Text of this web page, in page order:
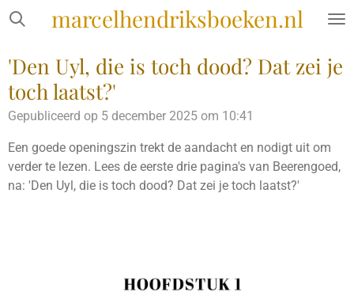
Ga
de
hoofdinhoud
marcelhendriksboeken.nl
'Den Uyl, die is toch dood? Dat zei je
toch laatst?'
Gepubliceerd op 5 december 2025 om 10:41
Een goede openingszin trekt de aandacht en nodigt uit om
verder te lezen. Lees de eerste drie pagina's van Beerengoed,
na: 'Den Uyl, die is toch dood? Dat zei je toch laatst?'